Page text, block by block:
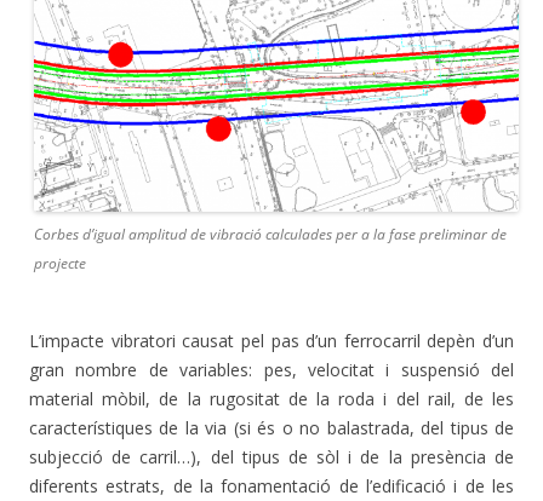
Corbes d’igual amplitud de vibració calculades per a la fase preliminar de
projecte
L’impacte vibratori causat pel pas d’un ferrocarril depèn d’un
gran nombre de variables: pes, velocitat i suspensió del
material mòbil, de la rugositat de la roda i del rail, de les
característiques de la via (si és o no balastrada, del tipus de
subjecció de carril…), del tipus de sòl i de la presència de
diferents estrats, de la fonamentació de l’edificació i de les